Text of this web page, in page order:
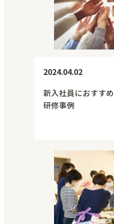
2024.04.02
新入社員におすす
研修事例